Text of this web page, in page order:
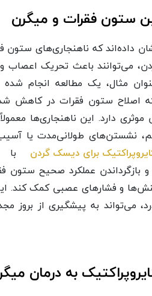
ستون فقرات و میگرن
داده‌اند که ناهنجاری‌های ستون
می‌توانند باعث تحریک اعصاب
اصلاح ستون فقرات در کاهش
دارد. این ناهنجاری‌ها
نشستن‌های طولانی‌مدت یا
برای دیسک گردن با
و بازگرداندن عملکرد صحیح ستون
و فشارهای عصبی کمک کند.
می‌تواند به پیشگیری از بروز
به درمان